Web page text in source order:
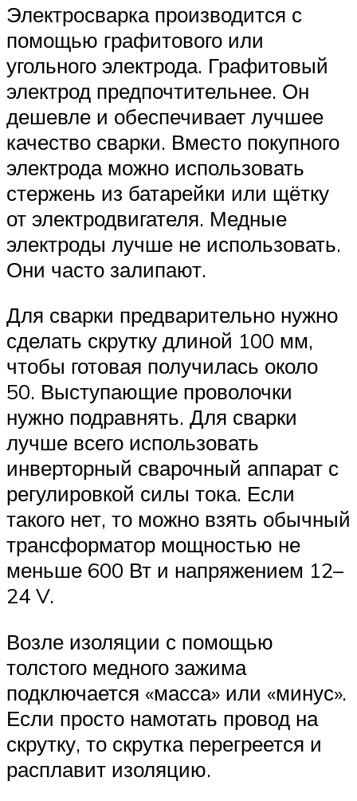
Электросварка производится с
помощью графитового или
угольного электрода. Графитовый
электрод предпочтительнее. Он
дешевле и обеспечивает лучшее
качество сварки. Вместо покупного
электрода можно использовать
стержень из батарейки или щётку
от электродвигателя. Медные
электроды лучше не использовать.
Они часто залипают.
Для сварки предварительно нужно
сделать скрутку длиной 100 мм,
чтобы готовая получилась около
50. Выступающие проволочки
нужно подравнять. Для сварки
лучше всего использовать
инверторный сварочный аппарат с
регулировкой силы тока. Если
такого нет, то можно взять обычный
трансформатор мощностью не
меньше 600 Вт и напряжением 12–
24 V.
Возле изоляции с помощью
толстого медного зажима
подключается «масса» или «минус».
Если просто намотать провод на
скрутку, то скрутка перегреется и
расплавит изоляцию.